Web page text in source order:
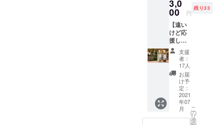
店舗 こ
ちらか
らご確
認くだ
さい。
https://
ohnan-
kanko.c
om/kob
oku/ma
期限は
2022年
3月末ま
で / 各店
舗が存
3,0
00 円
残り33
【遠い
けど応
援した
いなと
いう方
AJIKU
RA特製
ステー
キソー
ス】 ◆
オリジ
ナルド
支援
者：
17人
お届
け予
定：
2021
年07
月
こ
の
リ
タ